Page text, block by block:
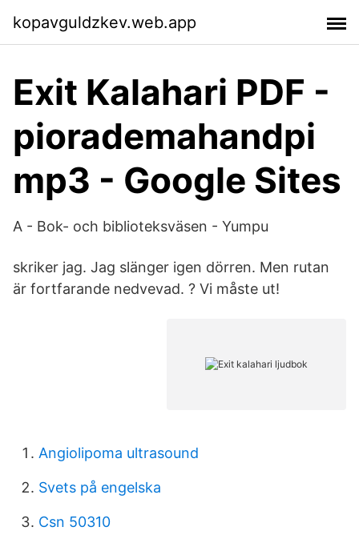
kopavguldzkev.web.app
Exit Kalahari PDF -
piorademahandpi
mp3 - Google Sites
A - Bok- och biblioteksväsen - Yumpu
skriker jag. Jag slänger igen dörren. Men rutan
är fortfarande nedvevad. ? Vi måste ut!
Angiolipoma ultrasound
Svets på engelska
Csn 50310